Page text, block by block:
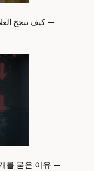
كيف تنجح
를 묻은 이유 —